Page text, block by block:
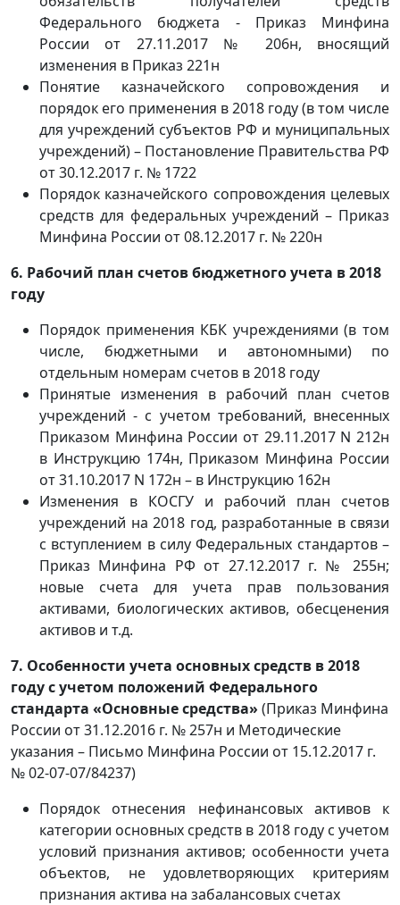
Федерального бюджета - Приказ Минфина
России от 27.11.2017 № 206н, вносящий
изменения в Приказ 221н
Понятие казначейского сопровождения и
порядок его применения в 2018 году (в том числе
для учреждений субъектов РФ и муниципальных
учреждений) – Постановление Правительства РФ
от 30.12.2017 г. № 1722
Порядок казначейского сопровождения целевых
средств для федеральных учреждений – Приказ
Минфина России от 08.12.2017 г. № 220н
6. Рабочий план счетов бюджетного учета в 2018
году
Порядок применения КБК учреждениями (в том
числе, бюджетными и автономными) по
отдельным номерам счетов в 2018 году
Принятые изменения в рабочий план счетов
учреждений - с учетом требований, внесенных
Приказом Минфина России от 29.11.2017 N 212н
в Инструкцию 174н, Приказом Минфина России
от 31.10.2017 N 172н – в Инструкцию 162н
Изменения в КОСГУ и рабочий план счетов
учреждений на 2018 год, разработанные в связи
с вступлением в силу Федеральных стандартов –
Приказ Минфина РФ от 27.12.2017 г. № 255н;
новые счета для учета прав пользования
активами, биологических активов, обесценения
активов и т.д.
7. Особенности учета основных средств в 2018
году с учетом положений Федерального
стандарта «Основные средства» (Приказ Минфина
России от 31.12.2016 г. № 257н и Методические
указания – Письмо Минфина России от 15.12.2017 г.
№ 02-07-07/84237)
Порядок отнесения нефинансовых активов к
категории основных средств в 2018 году с учетом
условий признания активов; особенности учета
объектов, не удовлетворяющих критериям
признания актива на забалансовых счетах